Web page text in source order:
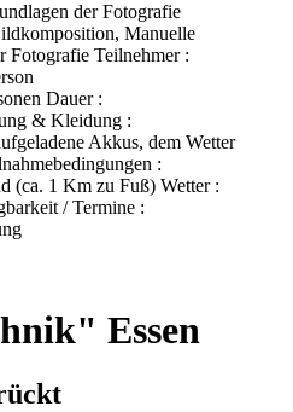
der Fotografie
Manuelle
Fotografie Teilnehmer :
Dauer :
& Kleidung :
Akkus, dem Wetter
:
(ca. 1 Km zu Fuß) Wetter :
/ Termine :
Essen